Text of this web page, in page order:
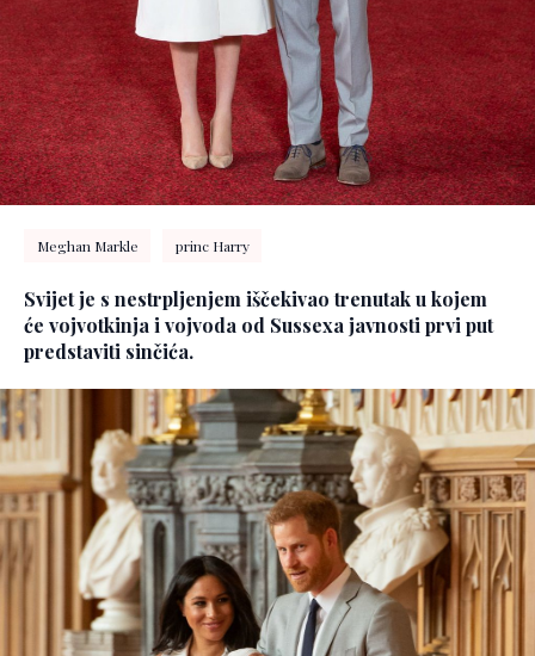
Meghan Markle princ Harry
Svijet je s nestrpljenjem iščekivao trenutak u kojem
će vojvotkinja i vojvoda od Sussexa javnosti prvi put
predstaviti sinčića.